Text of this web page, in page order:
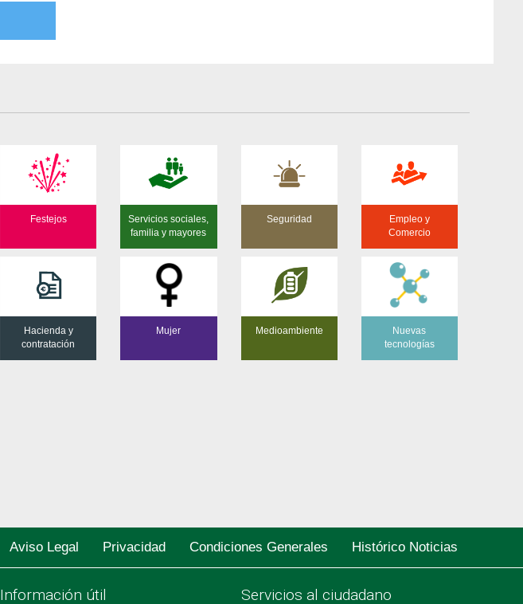
Festejos
Servicios sociales,
familia y mayores
Seguridad
Empleo y
Comercio
Hacienda y
contratación
Mujer Medioambiente
Nuevas
tecnologías
Aviso Legal Privacidad Condiciones Generales Histórico Noticias
Información útil Servicios al ciudadano